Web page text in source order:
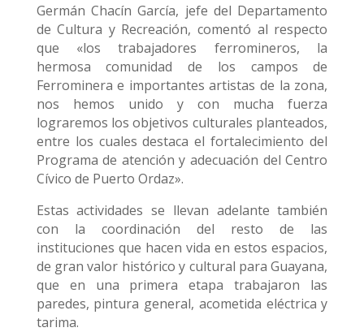
Germán Chacín García, jefe del Departamento
de Cultura y Recreación, comentó al respecto
que «los trabajadores ferromineros, la
hermosa comunidad de los campos de
Ferrominera e importantes artistas de la zona,
nos hemos unido y con mucha fuerza
lograremos los objetivos culturales planteados,
entre los cuales destaca el fortalecimiento del
Programa de atención y adecuación del Centro
Cívico de Puerto Ordaz».
Estas actividades se llevan adelante también
con la coordinación del resto de las
instituciones que hacen vida en estos espacios,
de gran valor histórico y cultural para Guayana,
que en una primera etapa trabajaron las
paredes, pintura general, acometida eléctrica y
tarima.